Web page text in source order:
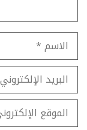
الاسم
البريد
الإلكتروني
الموقع
الإلكتروني